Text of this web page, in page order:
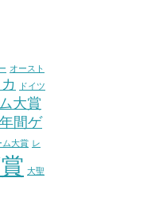
オースト
ドイツ
大賞
間ゲ
ム大賞 レ
大聖